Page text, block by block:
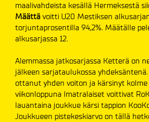
maalivahdeista kesällä Hermeksestä
Määttä voitti U20 Mestiksen
torjuntaprosentilla 94,2%. Määtälle
alkusarjassa 12.
Alemmassa jatkosarjassa Ketterä on
jälkeen sarjataulukossa
ottanut yhden voiton ja kärsinyt kolme
viikonloppuna Imatralaiset voittivat
lauantaina joukkue kärsi tappion
Joukkueen pistekeskiarvo on tällä